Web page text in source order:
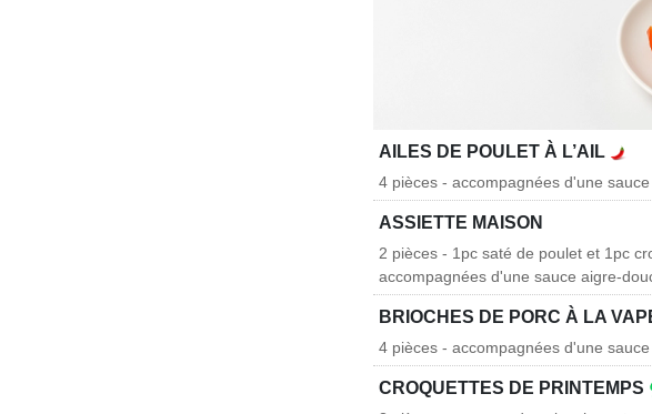
AILES DE POULET À L’AIL
4 pièces - accompagnées d'une
ASSIETTE MAISON
2 pièces - 1pc saté de poulet et 1pc
accompagnées d'une sauce aigre-
BRIOCHES DE PORC À LA
4 pièces - accompagnées d'une
CROQUETTES DE PRINTEMPS